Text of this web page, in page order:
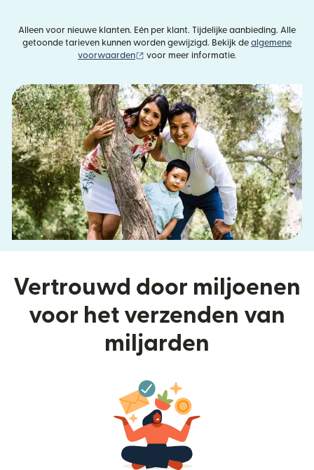
Alleen voor nieuwe klanten. Eén per klant. Tijdelijke aanbieding. Alle
getoonde tarieven kunnen worden gewijzigd. Bekijk de algemene
voorwaarden
(wordt geopend in een nieuw venster)
voor meer informatie.
Vertrouwd door miljoenen
voor het verzenden van
miljarden